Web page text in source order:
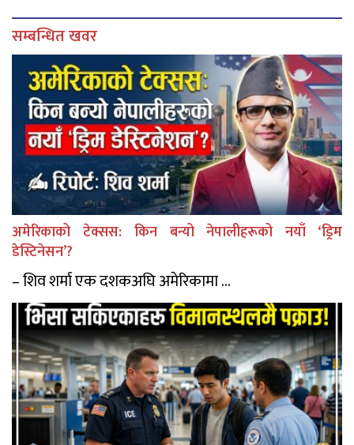
सम्बन्धित खवर
अमेरिकाको टेक्सस: किन बन्यो नेपालीहरूको नयाँ ‘ड्रिम
डेस्टिनेसन’?
– शिव शर्मा एक दशकअघि अमेरिकामा ...